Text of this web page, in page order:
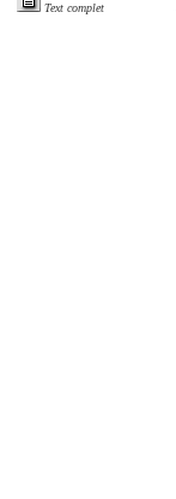
Text complet